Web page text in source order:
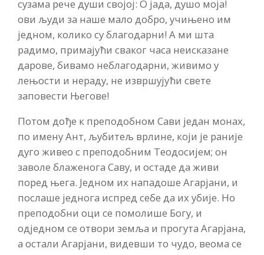
сузама рече души својој: О јада, душо моја!
ови људи за наше мало добро, учињено им
једном, колико су благодарни! А ми шта
радимо, примајући сваког часа неисказане
дарове, бивамо неблагодарни, живимо у
лењости и нераду, не извршујући свете
заповести Његове!
Потом дође к преподобном Сави један монах,
по имену Ант, љубитељ врлине, који је раније
дуго живео с преподобним Теодосијем; он
заволе блаженога Саву, и остаде да живи
поред њега. Једном их нападоше Агарјани, и
послаше једнога испред себе да их убије. Но
преподобни оци се помолише Богу, и
одједном се отвори земља и прогута Агарјана,
а остали Агарјани, видевши то чудо, веома се